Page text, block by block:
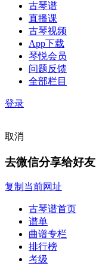
古琴谱
直播课
古琴视频
App下载
琴悦会员
问题反馈
全部栏目
登录
取消
去微信分享给好友
复制当前网址
古琴谱首页
谱单
曲谱专栏
排行榜
考级